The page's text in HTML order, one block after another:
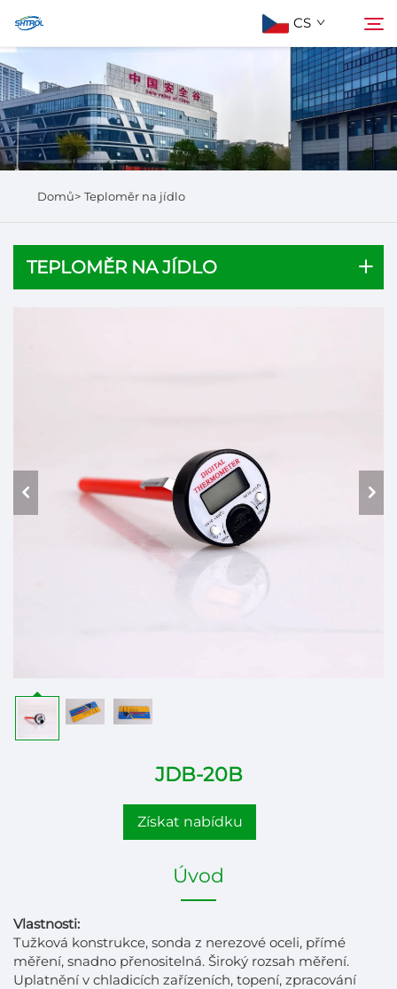
CS
Informace o nás
Produkty
Hledat
Domů> Teploměr na jídlo
TEPLOMĚR NA JÍDLO
JDB-20B
Získat nabídku
Úvod
Vlastnosti:
Tužková konstrukce, sonda z nerezové oceli, přímé
měření, snadno přenositelná. Široký rozsah měření.
Uplatnění v chladicích zařízeních, topení, zpracování